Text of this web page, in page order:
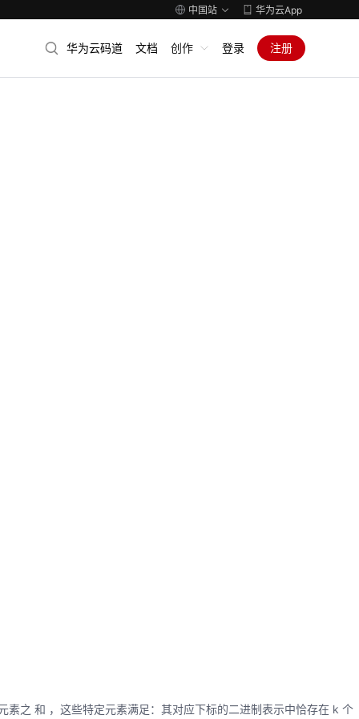
中国站 华为云App
华为云码道 文档 创作 登录 注册
之 和 ，这些特定元素满足：其对应下标的二进制表示中恰存在 k 个